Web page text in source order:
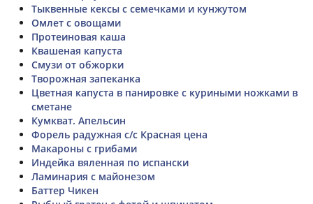
Тыквенные кексы с семечками и кунжутом
Омлет с овощами
Протеиновая каша
Квашеная капуста
Смузи от обжорки
Творожная запеканка
Цветная капуста в панировке с куриными ножками в
сметане
Кумкват. Апельсин
Форель радужная с/с Красная цена
Макароны с грибами
Индейка вяленная по испански
Ламинария с майонезом
Баттер Чикен